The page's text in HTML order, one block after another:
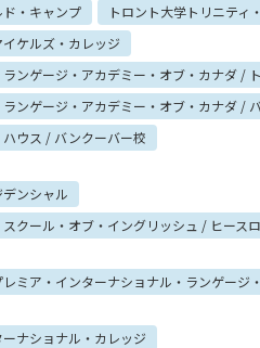
・キャンプ
トロント大学トリニティ
ケルズ・カレッジ
ンゲージ・アカデミー・オブ・カナダ /
ンゲージ・アカデミー・オブ・カナダ /
ウス / バンクーバー校
ンシャル
クール・オブ・イングリッシュ / ヒース
ミア・インターナショナル・ランゲージ
ナショナル・カレッジ